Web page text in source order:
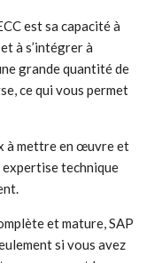
est sa capacité à
à s’intégrer à
grande quantité de
ce qui vous permet
à mettre en œuvre et
expertise technique
et mature, SAP
si vous avez